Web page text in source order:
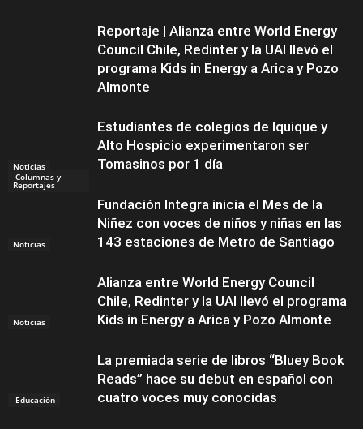
Columnas y
Reportajes
Reportaje | Alianza entre World Energy
Council Chile, Redinter y la UAI llevó el
programa Kids in Energy a Arica y Pozo
Almonte
Noticias
Estudiantes de colegios de Iquique y
Alto Hospicio experimentaron ser
Tomasinos por 1 día
Noticias
Fundación Integra inicia el Mes de la
Niñez con voces de niños y niñas en las
143 estaciones de Metro de Santiago
Noticias
Alianza entre World Energy Council
Chile, Redinter y la UAI llevó el programa
Kids in Energy a Arica y Pozo Almonte
Educación
La premiada serie de libros “Bluey Book
Reads” hace su debut en español con
cuatro voces muy conocidas